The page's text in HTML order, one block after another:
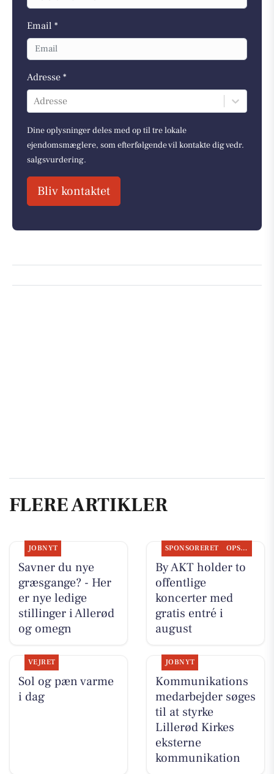
Email *
Adresse *
Adresse
Dine oplysninger deles med op til tre lokale
ejendomsmæglere, som efterfølgende vil kontakte dig vedr.
salgsvurdering.
Bliv kontaktet
FLERE ARTIKLER
JOBNYT
Savner du nye
græsgange? - Her
er nye ledige
stillinger i Allerød
og omegn
SPONSORERET OPSLAGSTAVLEN
By AKT holder to
offentlige
koncerter med
gratis entré i
august
VEJRET
Sol og pæn varme
i dag
JOBNYT
Kommunikations
medarbejder søges
til at styrke
Lillerød Kirkes
eksterne
kommunikation